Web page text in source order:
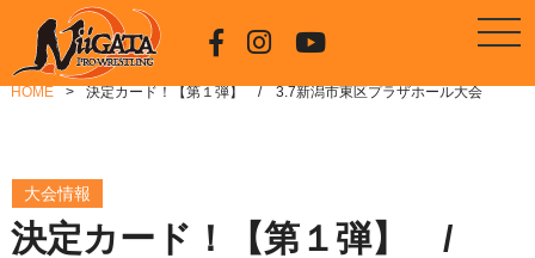
HOME 決定カード！【第１弾】 / 3.7新潟市東区プラザホール大会
大会情報
決定カード！【第１弾】 /